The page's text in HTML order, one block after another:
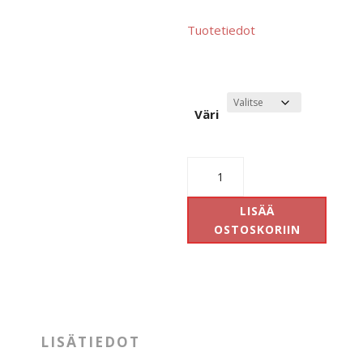
Tuotetiedot
Väri
Tripla
määrä
LISÄÄ
OSTOSKORIIN
LISÄTIEDOT